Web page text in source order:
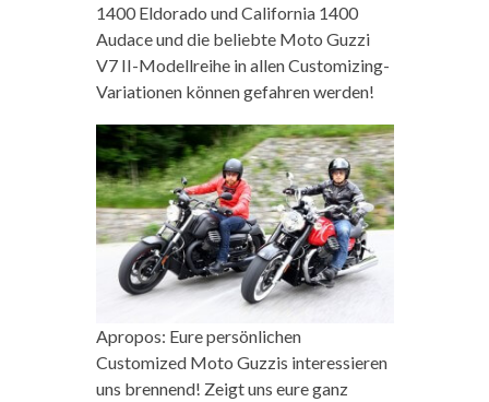
1400 Eldorado und California 1400
Audace und die beliebte Moto Guzzi
V7 II-Modellreihe in allen Customizing-
Variationen können gefahren werden!
Apropos: Eure persönlichen
Customized Moto Guzzis interessieren
uns brennend! Zeigt uns eure ganz